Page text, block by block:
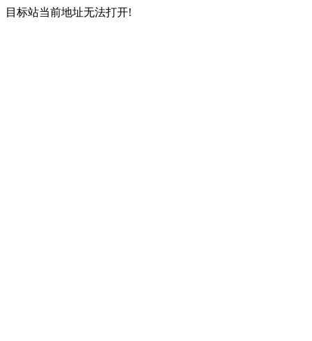
目标站当前地址无法打开!